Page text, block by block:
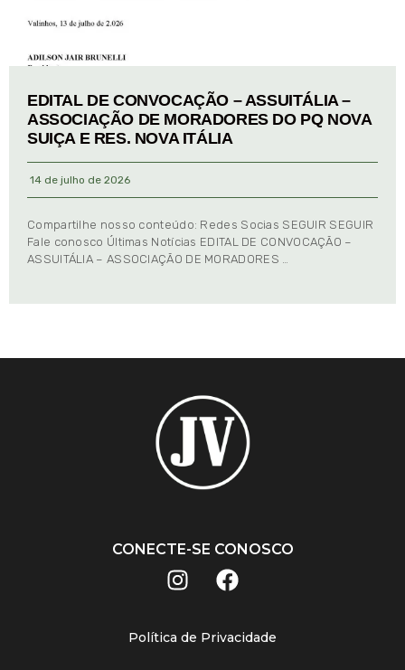
EDITAL DE CONVOCAÇÃO – ASSUITÁLIA –
ASSOCIAÇÃO DE MORADORES DO PQ NOVA
SUIÇA E RES. NOVA ITÁLIA
14 de julho de 2026
Compartilhe nosso conteúdo: Redes Socias SEGUIR SEGUIR
Fale conosco Últimas Notícias EDITAL DE CONVOCAÇÃO –
ASSUITÁLIA – ASSOCIAÇÃO DE MORADORES …
CONECTE-SE CONOSCO
Política de Privacidade